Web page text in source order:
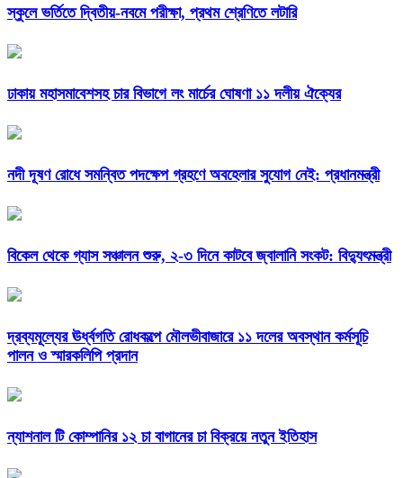
স্কুলে ভর্তিতে দ্বিতীয়-নবমে পরীক্ষা, প্রথম শ্রেণিতে লটারি
ঢাকায় মহাসমাবেশসহ চার বিভাগে লং মার্চের ঘোষণা ১১ দলীয় ঐক্যের
নদী দূষণ রোধে সমন্বিত পদক্ষেপ গ্রহণে অবহেলার সুযোগ নেই: প্রধানমন্ত্রী
বিকেল থেকে গ্যাস সঞ্চালন শুরু, ২-৩ দিনে কাটবে জ্বালানি সংকট: বিদ্যুৎমন্ত্রী
দ্রব্যমূল্যের ঊর্ধ্বগতি রোধকল্পে মৌলভীবাজারে ১১ দলের অবস্থান কর্মসূচি
পালন ও স্মারকলিপি প্রদান
ন্যাশনাল টি কোম্পানির ১২ চা বাগানের চা বিক্রয়ে নতুন ইতিহাস